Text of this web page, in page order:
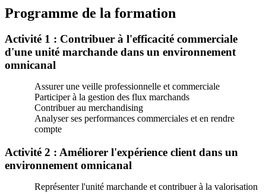
Programme de la formation
Activité 1 : Contribuer à l'efficacité commerciale
d'une unité marchande dans un environnement
omnicanal
Assurer une veille professionnelle et commerciale
Participer à la gestion des flux marchands
Contribuer au merchandising
Analyser ses performances commerciales et en rendre
compte
Activité 2 : Améliorer l'expérience client dans un
environnement omnicanal
Représenter l'unité marchande et contribuer à la valorisation